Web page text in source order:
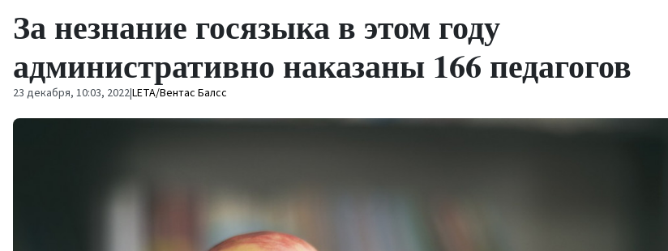
За незнание госязыка в этом году
административно наказаны 166 педагогов
23 декабря, 10:03, 2022|LETA/Вентас Балсс